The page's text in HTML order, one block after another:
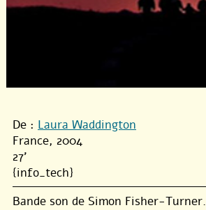
De : Laura Waddington
France, 2004
27'
{info_tech}
Bande son de Simon Fisher-Turner.